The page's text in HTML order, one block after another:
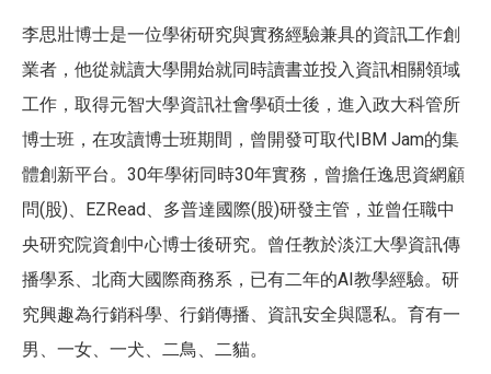
李思壯博士是一位學術研究與實務經驗兼具的資訊工作創
業者，他從就讀大學開始就同時讀書並投入資訊相關領域
工作，取得元智大學資訊社會學碩士後，進入政大科管所
博士班，在攻讀博士班期間，曾開發可取代IBM Jam的集
體創新平台。30年學術同時30年實務，曾擔任逸思資網顧
問(股)、EZRead、多普達國際(股)研發主管，並曾任職中
央研究院資創中心博士後研究。曾任教於淡江大學資訊傳
播學系、北商大國際商務系，已有二年的AI教學經驗。研
究興趣為行銷科學、行銷傳播、資訊安全與隱私。育有一
男、一女、一犬、二鳥、二貓。